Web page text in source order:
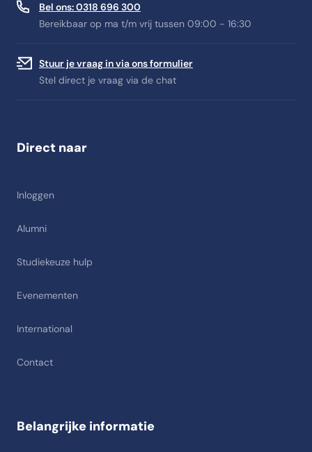
Bel ons: 0318 696 300
Bereikbaar op ma t/m vrij tussen 09:00 - 16:30
Stuur je vraag in via ons formulier
Stel direct je vraag via de chat
Direct naar
Inloggen
Alumni
Studiekeuze hulp
Evenementen
International
Contact
Belangrijke informatie